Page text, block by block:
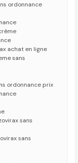
ordonnance
achat en ligne
sans
ordonnance prix
sans
sans